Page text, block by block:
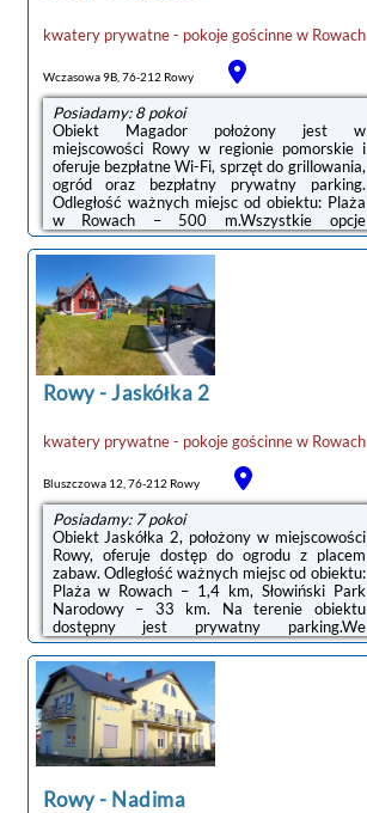
kwatery prywatne - pokoje gościnnew Rowach
Wczasowa 9B, 76-212 Rowy
Posiadamy: 8 pokoi
Obiekt Magador położony jest w
miejscowości Rowy w regionie pomorskie i
oferuje bezpłatne Wi-Fi, sprzęt do grillowania,
ogród oraz bezpłatny prywatny parking.
Odległość ważnych miejsc od obiektu: Plaża
w Rowach – 500 m.Wszystkie opcje
zakwaterowania wyposażono w telewizor z
dostępem do kanałów kablowych. W każdej
opcji znajduje się też prywatna łazienka z
prysznicem oraz aneks kuchenny z pełnym
wyposażeniem, w tym lodówką.
Wyposażenie obejmuje również płytę
kuchenną i czajnik.Odległość ważnych miejsc
od obiektu: Słowiński Park Narodowy – 33
km, Promenada ...
Rowy-Jaskółka 2
kwatery prywatne - pokoje gościnnew Rowach
Bluszczowa 12, 76-212 Rowy
Posiadamy: 7 pokoi
Obiekt Jaskółka 2, położony w miejscowości
Rowy, oferuje dostęp do ogrodu z placem
zabaw. Odległość ważnych miejsc od obiektu:
Plaża w Rowach – 1,4 km, Słowiński Park
Narodowy – 33 km. Na terenie obiektu
dostępny jest prywatny parking.We
wszystkich opcjach zakwaterowania znajduje
się podłoga wyłożona kafelkami, aneks
kuchenny z pełnym wyposażeniem, w tym
lodówką, jadalnia, jak również prywatna
łazienka z prysznicem. Wyposażenie
obejmuje też telewizor z płaskim ekranem.
Wyposażenie obejmuje również płytę
kuchenną i czajnik.Na terenie obiektu
Jaskółka 2 znajduje ...
Rowy- Nadima